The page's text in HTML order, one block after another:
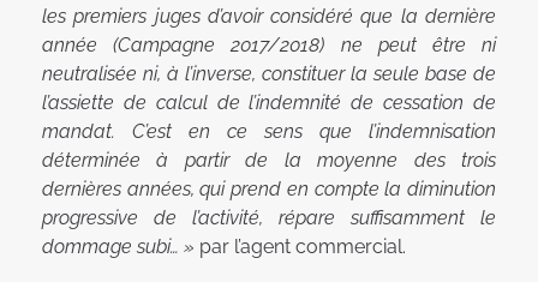
les premiers juges d’avoir considéré que la dernière
année (Campagne 2017/2018) ne peut être ni
neutralisée ni, à l’inverse, constituer la seule base de
l’assiette de calcul de l’indemnité de cessation de
mandat. C’est en ce sens que l’indemnisation
déterminée à partir de la moyenne des trois
dernières années, qui prend en compte la diminution
progressive de l’activité, répare suffisamment le
dommage subi… » par l’agent commercial.